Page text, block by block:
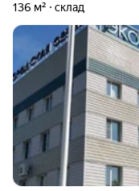
136 м² склад